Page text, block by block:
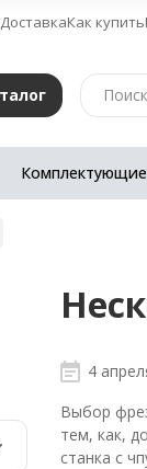
ДоставкаКак купить
Комплектующие
4
Выбор
тем, как,
станка с